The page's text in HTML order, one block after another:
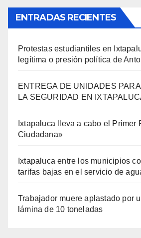
ENTRADAS RECIENTES
Protestas estudiantiles en
legítima o presión política de
ENTREGA DE UNIDADES
LA SEGURIDAD EN
Ixtapaluca lleva a cabo el Primer
Ciudadana»
Ixtapaluca entre los municipios
tarifas bajas en el servicio de
Trabajador muere aplastado por
lámina de 10 toneladas